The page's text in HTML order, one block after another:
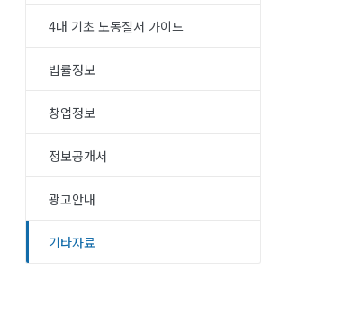
4대 기초 노동질서 가이드
법률정보
창업정보
정보공개서
광고안내
기타자료